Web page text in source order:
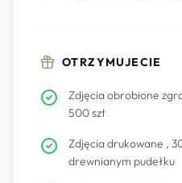
OTRZYMUJECIE
Zdjęcia obrobione
500 szt
Zdjęcia drukowane ,
drewnianym pudełku